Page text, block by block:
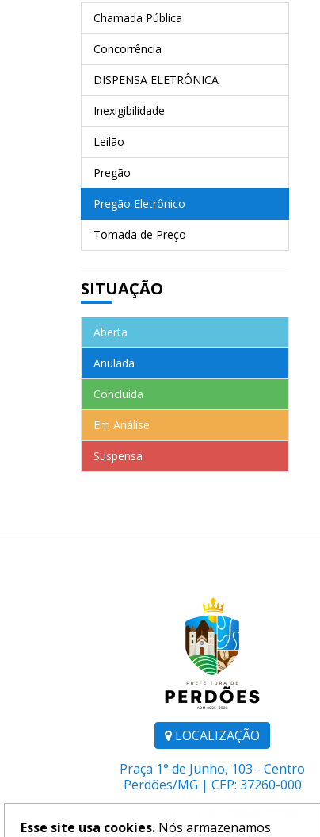
Chamada Pública
Concorrência
DISPENSA ELETRÔNICA
Inexigibilidade
Leilão
Pregão
Pregão Eletrônico
Tomada de Preço
SITUAÇÃO
Aberta
Anulada
Concluída
Em Análise
Suspensa
LOCALIZAÇÃO
Praça 1° de Junho, 103 - Centro
Perdões/MG | CEP: 37260-000
Esse site usa cookies. Nós armazenamos